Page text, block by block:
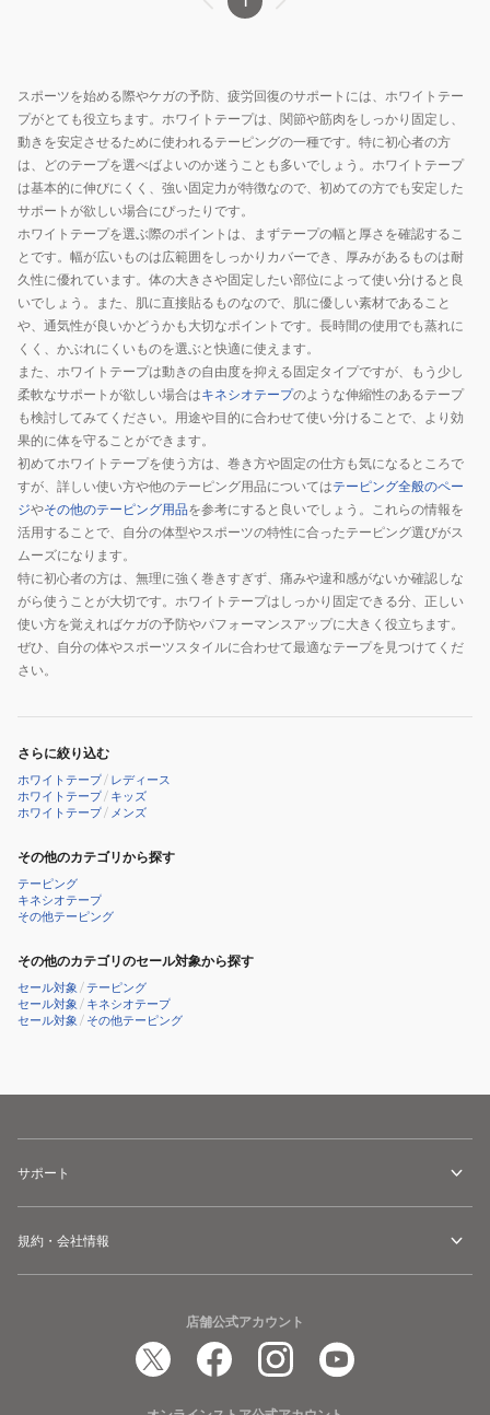
スポーツを始める際やケガの予防、疲労回復のサポートには、ホワイトテー
プがとても役立ちます。ホワイトテープは、関節や筋肉をしっかり固定し、
動きを安定させるために使われるテーピングの一種です。特に初心者の方
は、どのテープを選べばよいのか迷うことも多いでしょう。ホワイトテープ
は基本的に伸びにくく、強い固定力が特徴なので、初めての方でも安定した
サポートが欲しい場合にぴったりです。
ホワイトテープを選ぶ際のポイントは、まずテープの幅と厚さを確認するこ
とです。幅が広いものは広範囲をしっかりカバーでき、厚みがあるものは耐
久性に優れています。体の大きさや固定したい部位によって使い分けると良
いでしょう。また、肌に直接貼るものなので、肌に優しい素材であること
や、通気性が良いかどうかも大切なポイントです。長時間の使用でも蒸れに
くく、かぶれにくいものを選ぶと快適に使えます。
また、ホワイトテープは動きの自由度を抑える固定タイプですが、もう少し
柔軟なサポートが欲しい場合はキネシオテープのような伸縮性のあるテープ
も検討してみてください。用途や目的に合わせて使い分けることで、より効
果的に体を守ることができます。
初めてホワイトテープを使う方は、巻き方や固定の仕方も気になるところで
すが、詳しい使い方や他のテーピング用品についてはテーピング全般のペー
ジやその他のテーピング用品を参考にすると良いでしょう。これらの情報を
活用することで、自分の体型やスポーツの特性に合ったテーピング選びがス
ムーズになります。
特に初心者の方は、無理に強く巻きすぎず、痛みや違和感がないか確認しな
がら使うことが大切です。ホワイトテープはしっかり固定できる分、正しい
使い方を覚えればケガの予防やパフォーマンスアップに大きく役立ちます。
ぜひ、自分の体やスポーツスタイルに合わせて最適なテープを見つけてくだ
さい。
さらに絞り込む
ホワイトテープ/ レディース
ホワイトテープ/ キッズ
ホワイトテープ/ メンズ
その他のカテゴリから探す
テーピング
キネシオテープ
その他テーピング
その他のカテゴリのセール対象から探す
セール対象 /テーピング
セール対象 / キネシオテープ
セール対象 / その他テーピング
サポート
規約・会社情報
店舗公式アカウント